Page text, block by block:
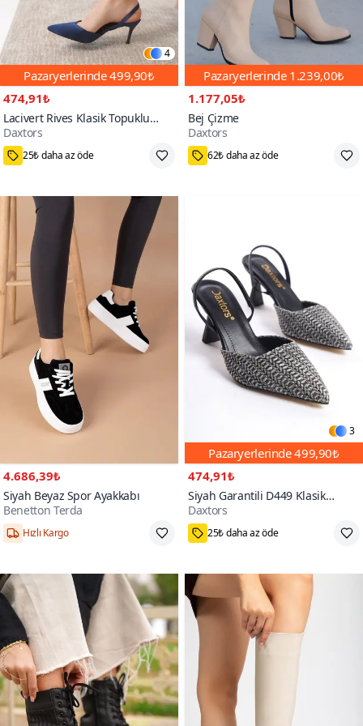
4
Pazaryerlerinde499,90₺
474,91₺
Lacivert Rives Klasik Topuklu
Ayakkabı
Daxtors
39
Pazaryerlerinde 1.239,00₺
1.177,05₺
Bej Çizme
Daxtors
36,37,38,39
4.686,39₺
Siyah Beyaz Spor Ayakkabı
Benetton Terda
Hızlı Kargo
3
Pazaryerlerinde499,90₺
474,91₺
Siyah Garantili D449 Klasik
Topuklu Ayakkabı
Daxtors
1000+
25₺ daha az öde